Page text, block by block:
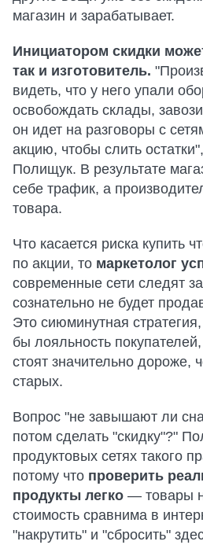
магазин и зарабатывает.
Инициатором скидки
так и изготовитель.
видеть, что у него упали
освобождать склады,
он идет на разговоры с
акцию, чтобы слить
Полищук. В результате
себе трафик, а
товара.
Что касается риска купить
по акции, то маркетолог
современные сети следят
сознательно не будет
Это сиюминутная
бы лояльность
стоят значительно дороже,
старых.
Вопрос "не завышают ли
потом сделать "скидку"?"
продуктовых сетях такого
потому что проверить
продукты легко — товары
стоимость сравнима в
"накрутить" и "сбросить"